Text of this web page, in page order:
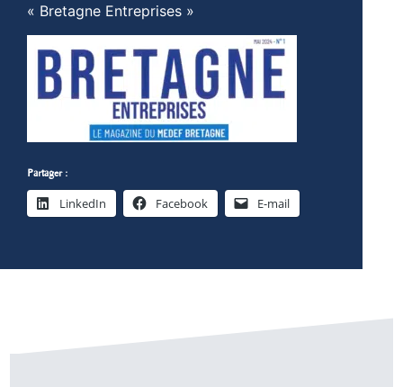
« Bretagne Entreprises »
Partager :
LinkedIn Facebook E-mail